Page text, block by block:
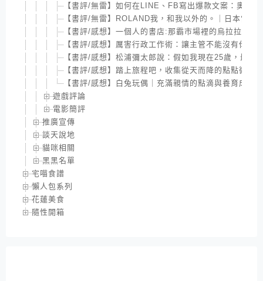
【書評/無雷】如何在LINE、FB寫出爆款文案：奧美
【書評/無雷】ROLAND我，和我以外的。｜日本當
【書評/感想】一個人的書店:那霸市場裡的烏拉拉｜
【書評/感想】厲害行政工作術：讓主管不能沒有你的
【書評/感想】松浦彌太郎說：假如我現在25歲，最
【書評/感想】踏上旅程吧，收集從天而降的點點微光
【書評/感想】白兔玩偶｜充滿親情的點滴與養育成長
遊戲評論
電影簡評
推廣宣傳
談天說地
貓咪相關
黑黑名單
宅喵食譜
懶人包系列
花蓮美食
隨性開箱